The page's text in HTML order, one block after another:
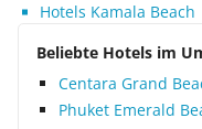
Hotels Kamala Beach
Beliebte Hotels im
Centara Grand
Phuket Emerald